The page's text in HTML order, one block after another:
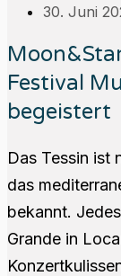
30. Juni
Festival
begeistert
Das Tessin ist
das
bekannt.
Grande in